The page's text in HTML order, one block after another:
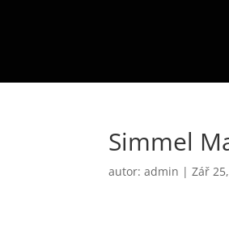
Simmel
autor:admin |Zář